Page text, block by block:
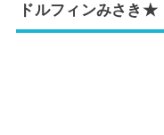
ドルフィンみさき★